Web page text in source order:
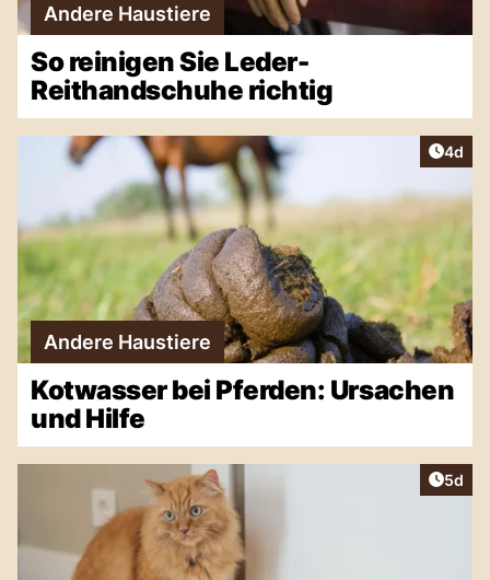
Andere Haustiere
So reinigen Sie Leder-
Reithandschuhe richtig
4d
Andere Haustiere
Kotwasser bei Pferden: Ursachen
und Hilfe
5d